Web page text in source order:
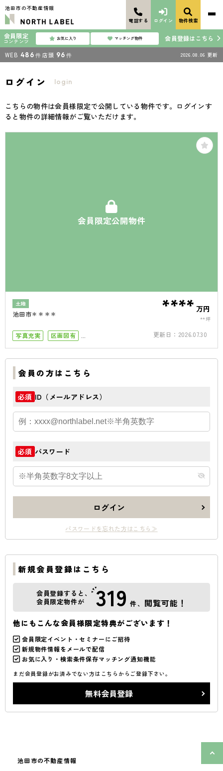
池田市の不動産情報
電話する ログイン 物件検索
会員限定
コンテンツ お気に入り マッチング物件 会員登録はこちら
WEB 486 件 店頭 96 件 2026.08.06 更新
ログイン login
こちらの物件は会員様限定で公開している物件です。ログインす
ると物件の詳細情報がご覧いただけます。
会員限定公開物件
土地
池田市＊＊＊＊ **** 万円
**坪
写真充実
区画図有
更新日： 2026.07.30
会員の方はこちら
必須 ID（メールアドレス）
必須 パスワード
ログイン
パスワードを忘れた方はこちら≫
新規会員登録はこちら
会員登録すると、
会員限定物件が
319 件、 閲覧可能！
他にもこんな会員様限定特典がございます！
会員限定イベント・セミナーにご招待
新規物件情報をメールで配信
お気に入り・検索条件保存マッチング通知機能
まだ会員登録がお済みでない方はこちらからご登録下さい。
無料会員登録
池田市の不動産情報